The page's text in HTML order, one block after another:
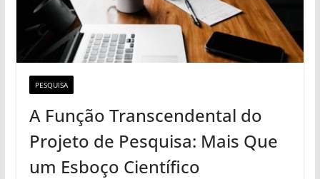
PESQUISA
A Função Transcendental do
Projeto de Pesquisa: Mais Que
um Esboço Científico